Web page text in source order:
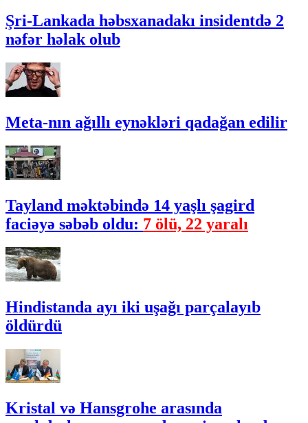
Şri-Lankada həbsxanadakı insidentdə 2
nəfər həlak olub
Meta-nın ağıllı eynəkləri qadağan edilir
Tayland məktəbində 14 yaşlı şagird
faciəyə səbəb oldu: 7 ölü, 22 yaralı
Hindistanda ayı iki uşağı parçalayıb
öldürdü
Kristal və Hansgrohe arasında